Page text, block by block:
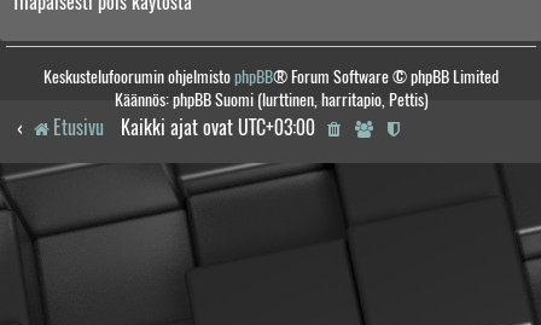
Keskustelufoorumin ohjelmistophpBB® Forum Software © phpBB Limited
Käännös: phpBB Suomi (lurttinen, harritapio, Pettis)
Etusivu Kaikki ajat ovat UTC+03:00